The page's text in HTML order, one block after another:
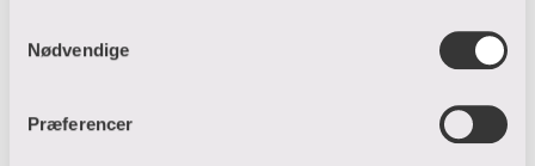
hjemmesider og sociale netværk.
Du kan til enhver tid til- og fravælge cookies eller trække
din tilladelse tilbage ved trykke på ”Cookie banner”
Nødvendige
Præferencer